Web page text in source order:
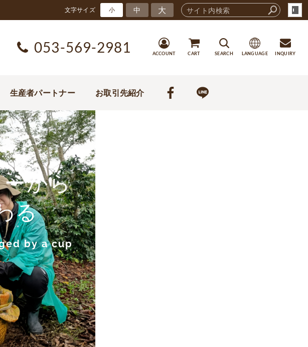
文字サイズ 小 中 大
053-569-2981 ACCOUNT CART SEARCH LANGUAGE INQUIRY
生産者パートナー お取引先紹介
から
る
by a cup